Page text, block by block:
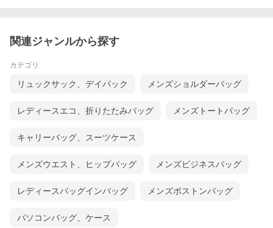
関連ジャンルから探す
カテゴリ
リュックサック、デイパック メンズショルダーバッグ
レディースエコ、折りたたみバッグ メンズトートバッグ
キャリーバッグ、スーツケース
メンズウエスト、ヒップバッグ メンズビジネスバッグ
レディースバッグインバッグ メンズボストンバッグ
パソコンバッグ、ケース